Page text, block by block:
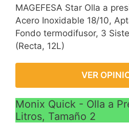
MAGEFESA Star Olla a
Acero Inoxidable 18/10,
Fondo termodifusor, 3
(Recta, 12L)
VER
Monix Quick - Olla a
Litros, Tamaño 2